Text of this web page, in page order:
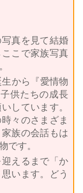
真を見て結婚
こで家族写真
から『愛情物
供たちの成長
しています。
々のさまざま
族の会話もは
です。
えるまで「か
います。どう